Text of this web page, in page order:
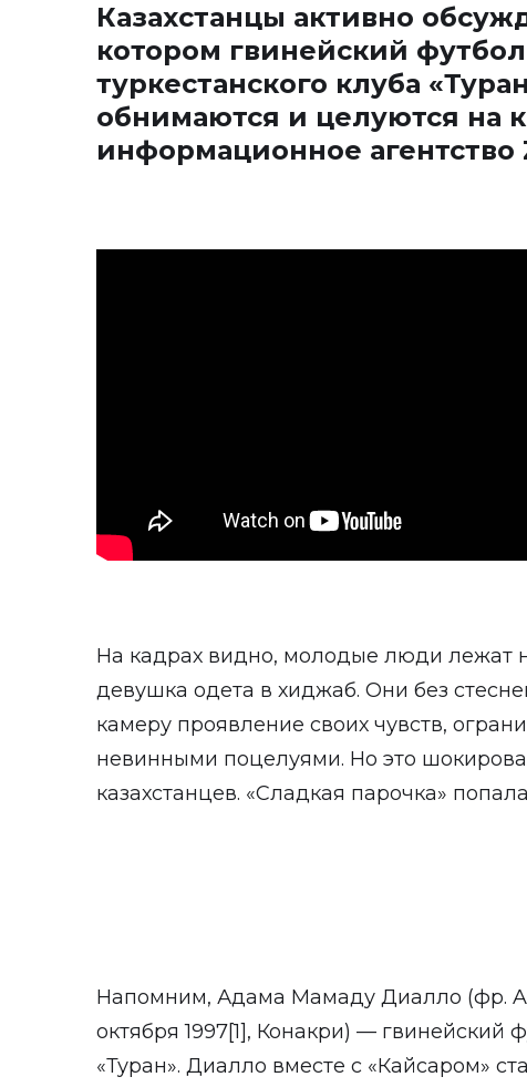
Казахстанцы активно
котором гвинейский
туркестанского клуба
обнимаются и целуются на
информационное агентство
На кадрах видно, молодые люди лежат
девушка одета в хиджаб. Они без
камеру проявление своих чувств,
невинными поцелуями. Но это
казахстанцев. «Сладкая парочка»
Напомним, Адама Мамаду Диалло (фр.
октября 1997[1], Конакри) — гвинейский
«Туран». Диалло вместе с «Кайсаром»